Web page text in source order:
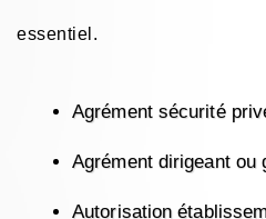
essentiel.
Agrément sécurité
Agrément dirigeant ou
Autorisation